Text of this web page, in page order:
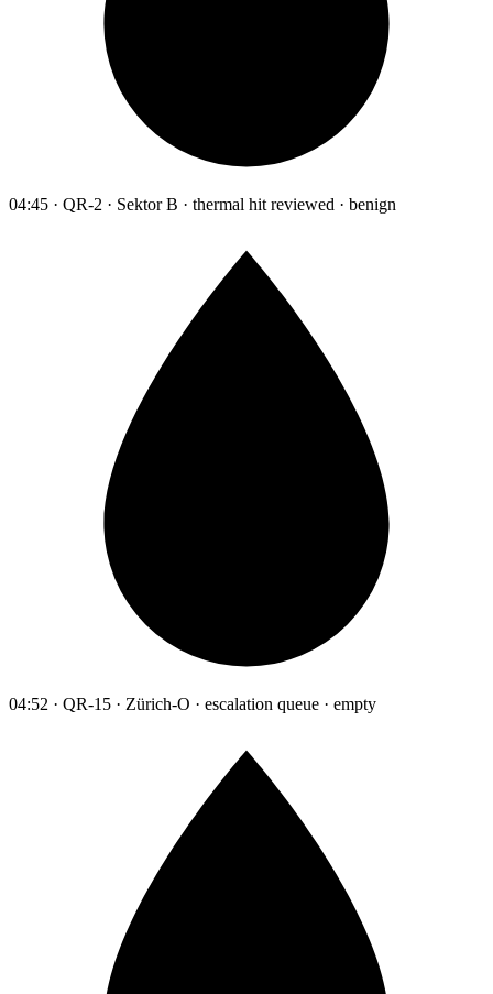
04:45 · QR-2 · Sektor B · thermal hit reviewed · benign
04:52 · QR-15 · Zürich-O · escalation queue · empty